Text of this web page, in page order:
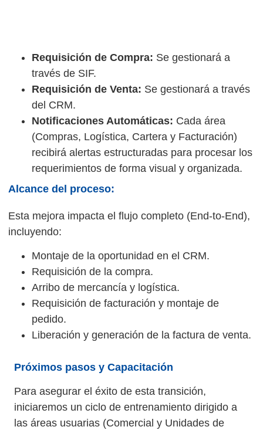
Requisición de Compra: Se gestionará a
través de SIF.
Requisición de Venta: Se gestionará a través
del CRM.
Notificaciones Automáticas: Cada área
(Compras, Logística, Cartera y Facturación)
recibirá alertas estructuradas para procesar los
requerimientos de forma visual y organizada.
Alcance del proceso:
Esta mejora impacta el flujo completo (End-to-End),
incluyendo:
Montaje de la oportunidad en el CRM.
Requisición de la compra.
Arribo de mercancía y logística.
Requisición de facturación y montaje de
pedido.
Liberación y generación de la factura de venta.
Próximos pasos y Capacitación
Para asegurar el éxito de esta transición,
iniciaremos un ciclo de entrenamiento dirigido a
las áreas usuarias (Comercial y Unidades de